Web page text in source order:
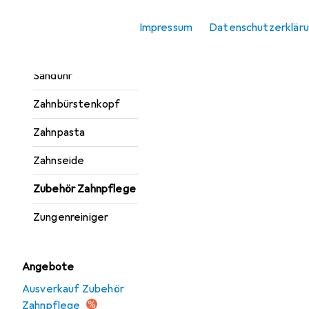
Impressum
Sanduhr
Zahnbürstenkopf
Zahnpasta
Zahnseide
Zubehör Zahnpflege
Zungenreiniger
Angebote
Ausverkauf Zubehör
Zahnpflege